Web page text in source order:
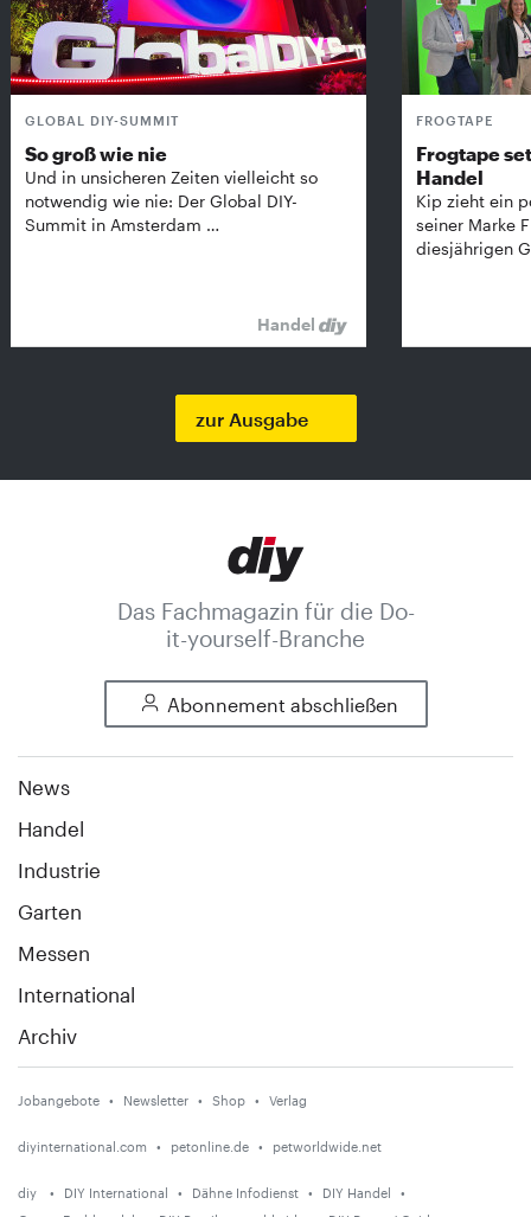
GLOBAL DIY-SUMMIT
So groß wie nie
Und in unsicheren Zeiten vielleicht so
notwendig wie nie: Der Global DIY-
Summit in Amsterdam …
Handel
FROGTAPE
Frogtape
Handel
Kip zieht ein
seiner Marke
diesjährigen
zur Ausgabe
Das Fachmagazin für die Do-
it-yourself-Branche
Abonnement abschließen
News
Handel
Industrie
Garten
Messen
International
Archiv
Jobangebote Newsletter Shop Verlag
diyinternational.com petonline.de petworldwide.net
diy DIY International Dähne Infodienst
DIY Handel